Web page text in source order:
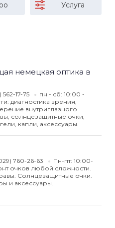
Услуга
немецкая оптика в
17-75
пн - сб: 10:00 -
диагностика зрения,
внутриглазного
солнцезащитные очки,
капли, аксессуары.
760-26-63
Пн-пт: 10:00-
очков любой сложности.
Солнцезащитные очки.
и аксессуары.